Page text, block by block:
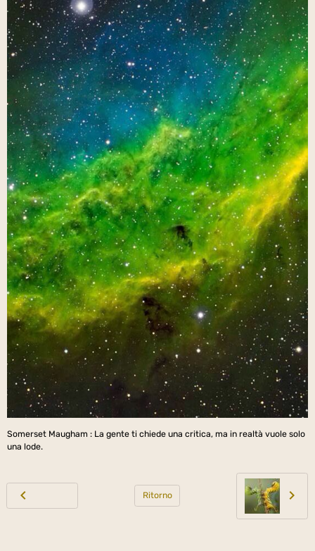
Somerset Maugham : La gente ti chiede una critica, ma in realtà vuole solo
una lode.
Ritorno